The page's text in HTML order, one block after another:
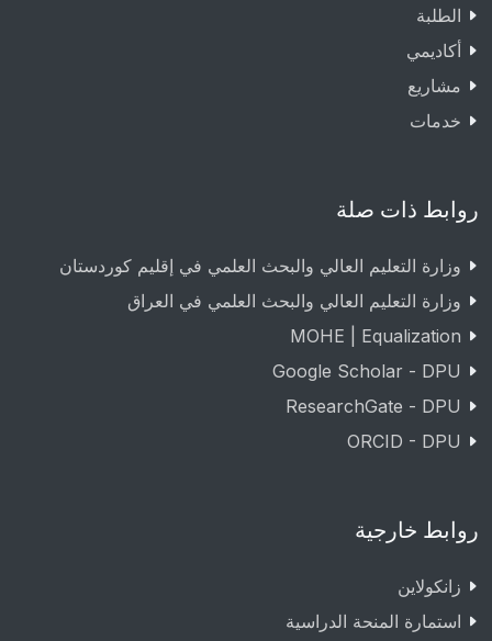
الطلبة
أكاديمي
مشاريع
خدمات
روابط ذات صلة
وزارة التعليم العالي والبحث العلمي في إقليم كوردستان
وزارة التعليم العالي والبحث العلمي في العراق
MOHE | Equalization
Google Scholar - DPU
ResearchGate - DPU
ORCID - DPU
روابط خارجية
زانکولاین
استمارة المنحة الدراسية